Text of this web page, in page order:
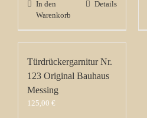
In den
Warenkorb
Details
Türdrückergarnitur Nr.
123 Original Bauhaus
Messing
125,00 €